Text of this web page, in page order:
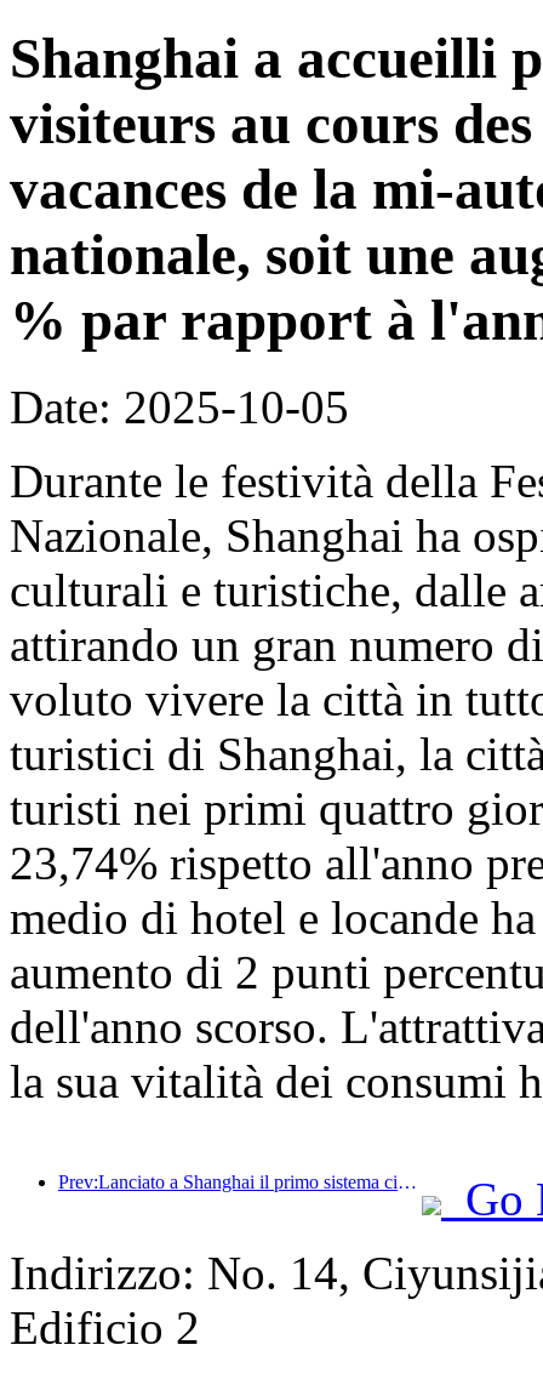
Shanghai a accueilli
visiteurs au cours
vacances de la mi-
nationale, soit une
% par rapport à
Date: 2025-10-05
Durante le festività della
Nazionale, Shanghai ha
culturali e turistiche, dalle
attirando un gran numero
voluto vivere la città in
turistici di Shanghai, la
turisti nei primi quattro
23,74% rispetto all'anno
medio di hotel e locande
aumento di 2 punti
dell'anno scorso.
la sua vitalità dei consumi
Prev:Lanciato a Shanghai il primo sistema cinese di consumo culturale e turistico self-service per turisti stranieri
Go
Indirizzo: No. 14,
Edificio 2